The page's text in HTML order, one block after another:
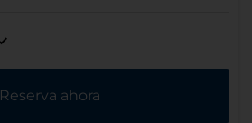
Reserva ahora